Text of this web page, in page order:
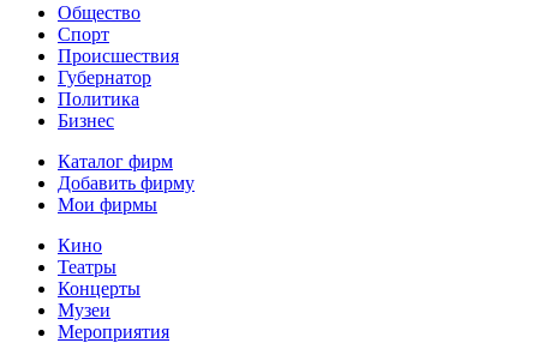
Общество
Спорт
Происшествия
Губернатор
Политика
Бизнес
Каталог фирм
Добавить фирму
Мои фирмы
Кино
Театры
Концерты
Музеи
Мероприятия